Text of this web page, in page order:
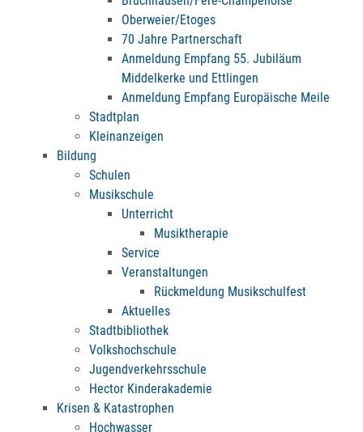
Oberweier/Etoges
70 Jahre Partnerschaft
Anmeldung Empfang 55. Jubiläum
Middelkerke und Ettlingen
Anmeldung Empfang Europäische Meile
Stadtplan
Kleinanzeigen
Bildung
Schulen
Musikschule
Unterricht
Musiktherapie
Service
Veranstaltungen
Rückmeldung Musikschulfest
Aktuelles
Stadtbibliothek
Volkshochschule
Jugendverkehrsschule
Hector Kinderakademie
Krisen & Katastrophen
Hochwasser